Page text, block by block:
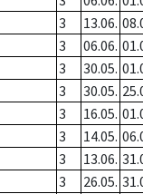
3 13.06.
3 06.06.
3 30.05.
3 30.05.
3 16.05.
3 14.05.
3 13.06.
3 26.05.